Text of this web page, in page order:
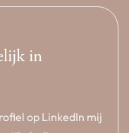
in
op LinkedIn mij